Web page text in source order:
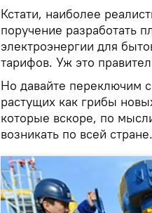
Кстати, наиболее
поручение разработать
электроэнергии для
тарифов. Уж это
Но давайте переключим
растущих как грибы
которые вскоре, по
возникать по всей стране.